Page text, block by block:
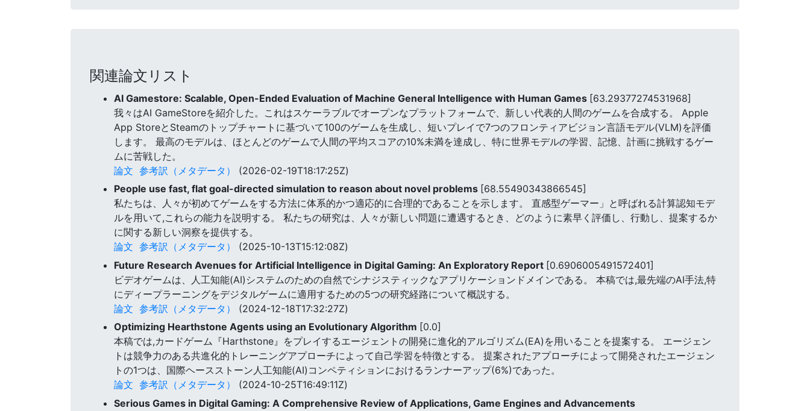
関連論文リスト
AI Gamestore: Scalable, Open-Ended Evaluation of Machine General Intelligence with Human Games [63.29377274531968]
我々はAI GameStoreを紹介した。これはスケーラブルでオープンなプラットフォームで、新しい代表的人間のゲームを合成する。 Apple
App StoreとSteamのトップチャートに基づいて100のゲームを生成し、短いプレイで7つのフロンティアビジョン言語モデル(VLM)を評価
します。 最高のモデルは、ほとんどのゲームで人間の平均スコアの10%未満を達成し、特に世界モデルの学習、記憶、計画に挑戦するゲー
ムに苦戦した。
論文 参考訳（メタデータ）
(2026-02-19T18:17:25Z)
People use fast, flat goal-directed simulation to reason about novel problems [68.55490343866545]
私たちは、人々が初めてゲームをする方法に体系的かつ適応的に合理的であることを示します。 直感型ゲーマー」と呼ばれる計算認知モデ
ルを用いて,これらの能力を説明する。 私たちの研究は、人々が新しい問題に遭遇するとき、どのように素早く評価し、行動し、提案するか
に関する新しい洞察を提供する。
論文 参考訳（メタデータ）
(2025-10-13T15:12:08Z)
Future Research Avenues for Artificial Intelligence in Digital Gaming: An Exploratory Report [0.6906005491572401]
ビデオゲームは、人工知能(AI)システムのための自然でシナジスティックなアプリケーションドメインである。 本稿では,最先端のAI手法,特
にディープラーニングをデジタルゲームに適用するための5つの研究経路について概説する。
論文 参考訳（メタデータ）
(2024-12-18T17:32:27Z)
Optimizing Hearthstone Agents using an Evolutionary Algorithm [0.0]
本稿では,カードゲーム『Harthstone』をプレイするエージェントの開発に進化的アルゴリズム(EA)を用いることを提案する。 エージェン
トは競争力のある共進化的トレーニングアプローチによって自己学習を特徴とする。 提案されたアプローチによって開発されたエージェン
トの1つは、国際ヘースストーン人工知能(AI)コンペティションにおけるランナーアップ(6%)であった。
論文 参考訳（メタデータ）
(2024-10-25T16:49:11Z)
Serious Games in Digital Gaming: A Comprehensive Review of Applications, Game Engines and Advancements